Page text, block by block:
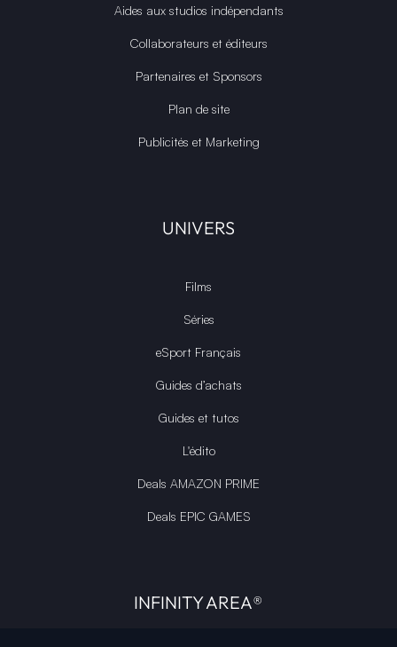
Aides aux studios indépendants
Collaborateurs et éditeurs
Partenaires et Sponsors
Plan de site
Publicités et Marketing
UNIVERS
Films
Séries
eSport Français
Guides d’achats
Guides et tutos
L'édito
Deals AMAZON PRIME
Deals EPIC GAMES
INFINITY AREA®